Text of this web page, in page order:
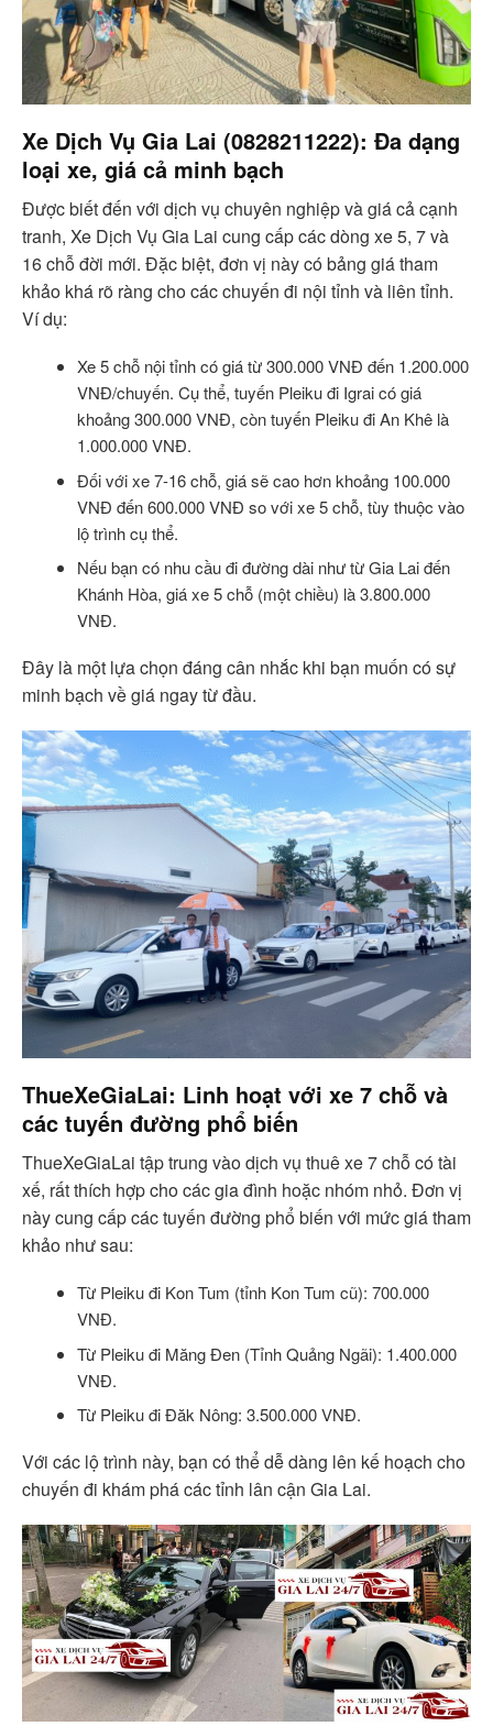
Xe Dịch Vụ Gia Lai (0828211222): Đa dạng
loại xe, giá cả minh bạch
Được biết đến với dịch vụ chuyên nghiệp và giá cả cạnh
tranh, Xe Dịch Vụ Gia Lai cung cấp các dòng xe 5, 7 và
16 chỗ đời mới. Đặc biệt, đơn vị này có bảng giá tham
khảo khá rõ ràng cho các chuyến đi nội tỉnh và liên tỉnh.
Ví dụ:
Xe 5 chỗ nội tỉnh có giá từ 300.000 VNĐ đến 1.200.000
VNĐ/chuyến. Cụ thể, tuyến Pleiku đi Igrai có giá
khoảng 300.000 VNĐ, còn tuyến Pleiku đi An Khê là
1.000.000 VNĐ.
Đối với xe 7-16 chỗ, giá sẽ cao hơn khoảng 100.000
VNĐ đến 600.000 VNĐ so với xe 5 chỗ, tùy thuộc vào
lộ trình cụ thể.
Nếu bạn có nhu cầu đi đường dài như từ Gia Lai đến
Khánh Hòa, giá xe 5 chỗ (một chiều) là 3.800.000
VNĐ.
Đây là một lựa chọn đáng cân nhắc khi bạn muốn có sự
minh bạch về giá ngay từ đầu.
ThueXeGiaLai: Linh hoạt với xe 7 chỗ và
các tuyến đường phổ biến
ThueXeGiaLai tập trung vào dịch vụ thuê xe 7 chỗ có tài
xế, rất thích hợp cho các gia đình hoặc nhóm nhỏ. Đơn vị
này cung cấp các tuyến đường phổ biến với mức giá tham
khảo như sau:
Từ Pleiku đi Kon Tum (tỉnh Kon Tum cũ): 700.000
VNĐ.
Từ Pleiku đi Măng Đen (Tỉnh Quảng Ngãi): 1.400.000
VNĐ.
Từ Pleiku đi Đăk Nông: 3.500.000 VNĐ.
Với các lộ trình này, bạn có thể dễ dàng lên kế hoạch cho
chuyến đi khám phá các tỉnh lân cận Gia Lai.